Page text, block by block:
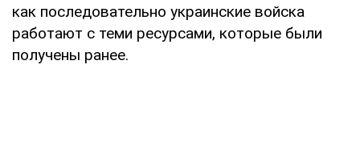
как последовательно украинские войска
работают с теми ресурсами, которые были
получены ранее.